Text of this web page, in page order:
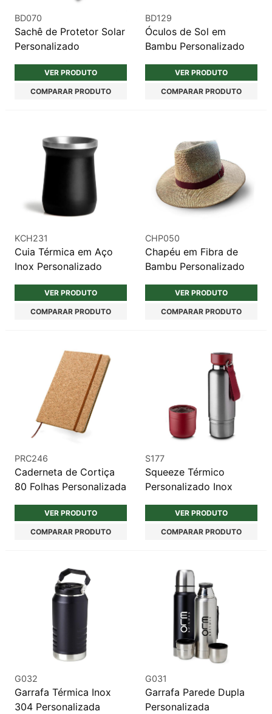
BD070
Sachê de Protetor Solar
Personalizado
VER PRODUTO
COMPARAR PRODUTO
BD129
Óculos de Sol em
Bambu Personalizado
VER PRODUTO
COMPARAR PRODUTO
KCH231
Cuia Térmica em Aço
Inox Personalizado
VER PRODUTO
COMPARAR PRODUTO
CHP050
Chapéu em Fibra de
Bambu Personalizado
VER PRODUTO
COMPARAR PRODUTO
PRC246
Caderneta de Cortiça
80 Folhas Personalizada
VER PRODUTO
COMPARAR PRODUTO
S177
Squeeze Térmico
Personalizado Inox
VER PRODUTO
COMPARAR PRODUTO
G032
Garrafa Térmica Inox
304 Personalizada
G031
Garrafa Parede Dupla
Personalizada